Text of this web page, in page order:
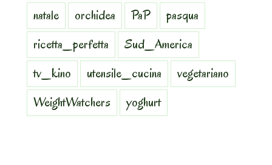
natale
orchidea PaP
pasqua
ricetta_perfetta
Sud_America
tv_kino
utensile_cucina
vegetariano
WeightWatchers
yoghurt